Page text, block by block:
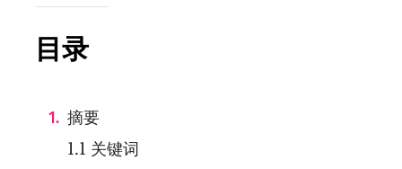
目录
摘要
1.1 关键词